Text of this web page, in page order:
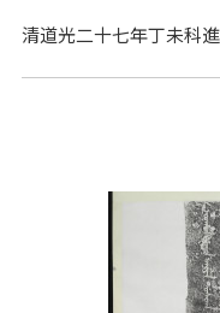
清道光二十七年丁未科